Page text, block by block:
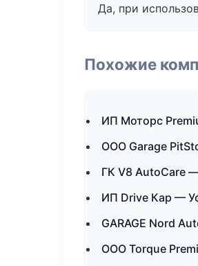
Да, при
Похожие
ИП Моторс
ООО Garage
ГК V8 AutoCare
ИП Drive Кар —
GARAGE Nord
ООО Torque